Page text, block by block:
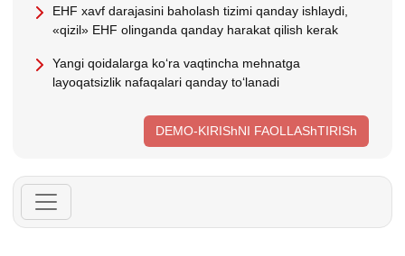
EHF хavf darajasini baholash tizimi qanday ishlaydi,
«qizil» EHF olinganda qanday harakat qilish kerak
Yangi qoidalarga koʻra vaqtincha mehnatga
layoqatsizlik nafaqalari qanday toʻlanadi
DEMO-KIRIShNI FAOLLAShTIRISh